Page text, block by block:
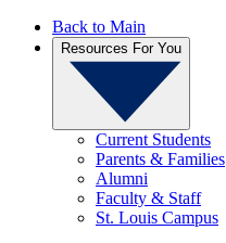
Back to Main
Resources For You
Current Students
Parents & Families
Alumni
Faculty & Staff
St. Louis Campus